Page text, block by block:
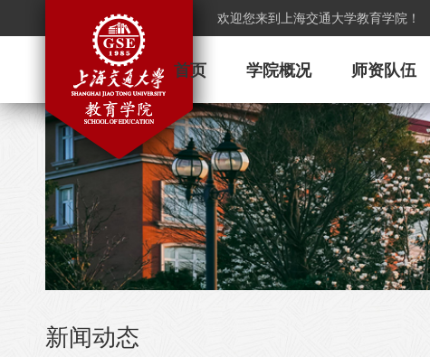
欢迎您来到上海交通大学教育学院！
首页 学院概况 师资队伍
新闻动态